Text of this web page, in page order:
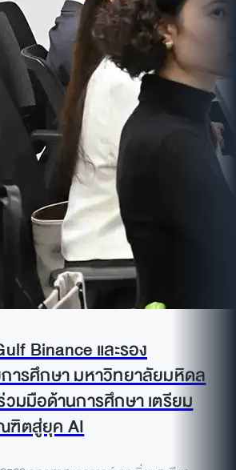
Binance และรอง
ารศึกษา มหาวิทยาลัยมหิดล
วมมือด้านการศึกษา เตรียม
ฑิตสู่ยุค AI